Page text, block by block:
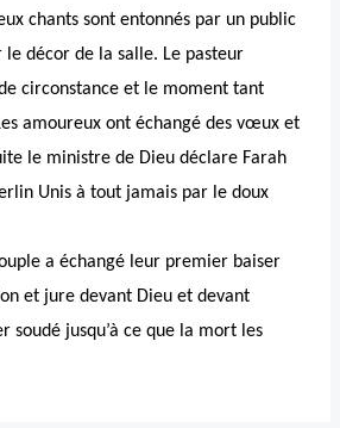
chants sont entonnés par un public
décor de la salle. Le pasteur
circonstance et le moment tant
amoureux ont échangé des vœux et
le ministre de Dieu déclare Farah
Unis à tout jamais par le doux
a échangé leur premier baiser
et jure devant Dieu et devant
soudé jusqu’à ce que la mort les